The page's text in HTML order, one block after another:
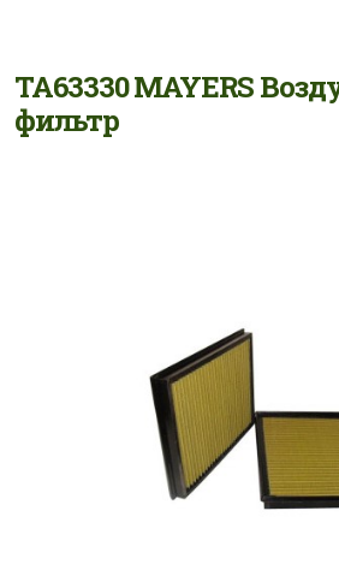
TA63330 MAYERS
фильтр